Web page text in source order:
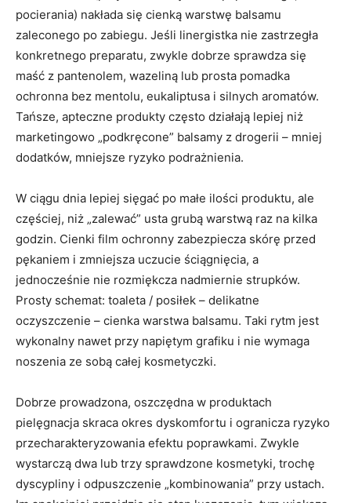
pocierania) nakłada się cienką warstwę balsamu
zaleconego po zabiegu. Jeśli linergistka nie zastrzegła
konkretnego preparatu, zwykle dobrze sprawdza się
maść z pantenolem, wazeliną lub prosta pomadka
ochronna bez mentolu, eukaliptusa i silnych aromatów.
Tańsze, apteczne produkty często działają lepiej niż
marketingowo „podkręcone” balsamy z drogerii – mniej
dodatków, mniejsze ryzyko podrażnienia.
W ciągu dnia lepiej sięgać po małe ilości produktu, ale
częściej, niż „zalewać” usta grubą warstwą raz na kilka
godzin. Cienki film ochronny zabezpiecza skórę przed
pękaniem i zmniejsza uczucie ściągnięcia, a
jednocześnie nie rozmiękcza nadmiernie strupków.
Prosty schemat: toaleta / posiłek – delikatne
oczyszczenie – cienka warstwa balsamu. Taki rytm jest
wykonalny nawet przy napiętym grafiku i nie wymaga
noszenia ze sobą całej kosmetyczki.
Dobrze prowadzona, oszczędna w produktach
pielęgnacja skraca okres dyskomfortu i ogranicza ryzyko
przecharakteryzowania efektu poprawkami. Zwykle
wystarczą dwa lub trzy sprawdzone kosmetyki, trochę
dyscypliny i odpuszczenie „kombinowania” przy ustach.